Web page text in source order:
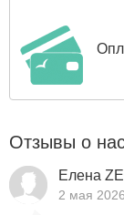
Отзывы о
Елена
2 мая 2026